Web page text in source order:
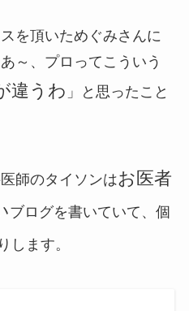
を頂いためぐみさんに
～、プロってこういう
違うわ 」と思ったこと
師のタイソンはお医者
ブログを書いていて、個
します。